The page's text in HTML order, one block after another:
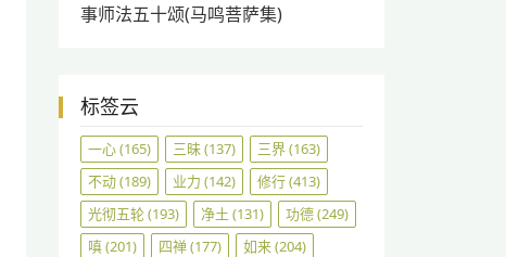
事师法五十颂(马鸣菩萨集)
标签云
一心(165) 三昧(137) 三界(163)
不动(189) 业力 (142) 修行(413)
光彻五轮(193) 净土 (131) 功德(249)
嗔(201) 四禅(177) 如来(204)